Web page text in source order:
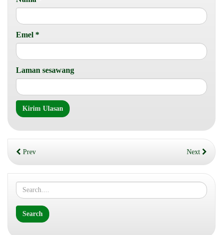
Emel *
Laman sesawang
Prev Next